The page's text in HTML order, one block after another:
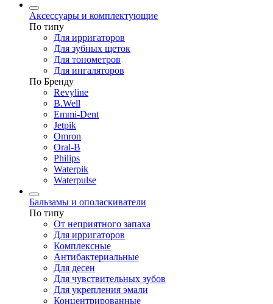
Аксессуары и комплектующие
По типу
Для ирригаторов
Для зубных щеток
Для тонометров
Для ингаляторов
По Бренду
Revyline
B.Well
Emmi-Dent
Jetpik
Omron
Oral-B
Philips
Waterpik
Waterpulse
Бальзамы и ополаскиватели
По типу
От неприятного запаха
Для ирригаторов
Комплексные
Антибактериальные
Для десен
Для чувствительных зубов
Для укрепления эмали
Концентрированные